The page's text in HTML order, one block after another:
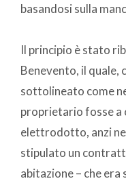
basandosi sulla
Il principio è stato
Benevento, il quale,
sottolineato come
proprietario fosse a
elettrodotto, anzi
stipulato un
abitazione – che